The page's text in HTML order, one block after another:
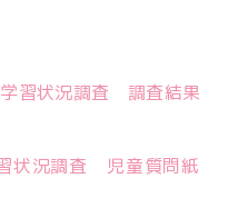
習状況調査 調査結果
状況調査 児童質問紙